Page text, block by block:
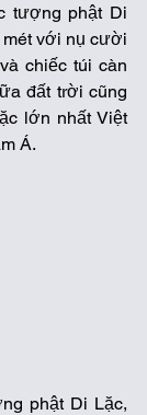
tượng phật Di
mét với nụ cười
chiếc túi càn
đất trời cũng
lớn nhất Việt
Á.
phật Di Lặc,